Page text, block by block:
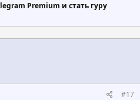
Premium и стать гуру
#17